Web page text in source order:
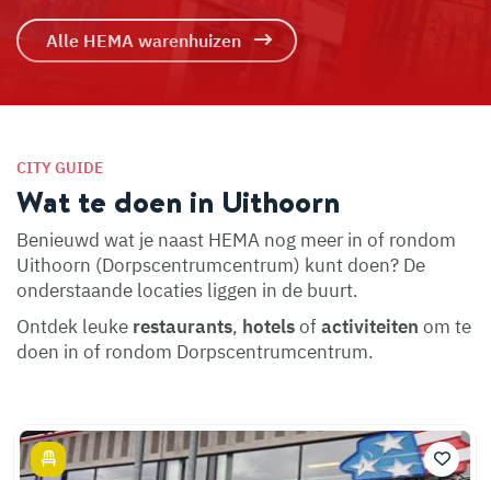
Alle HEMA warenhuizen
CITY GUIDE
Wat te doen in Uithoorn
Benieuwd wat je naast HEMA nog meer in of rondom
Uithoorn (Dorpscentrumcentrum) kunt doen? De
onderstaande locaties liggen in de buurt.
Ontdek leuke restaurants, hotelsofactiviteiten om te
doen in of rondom Dorpscentrumcentrum.